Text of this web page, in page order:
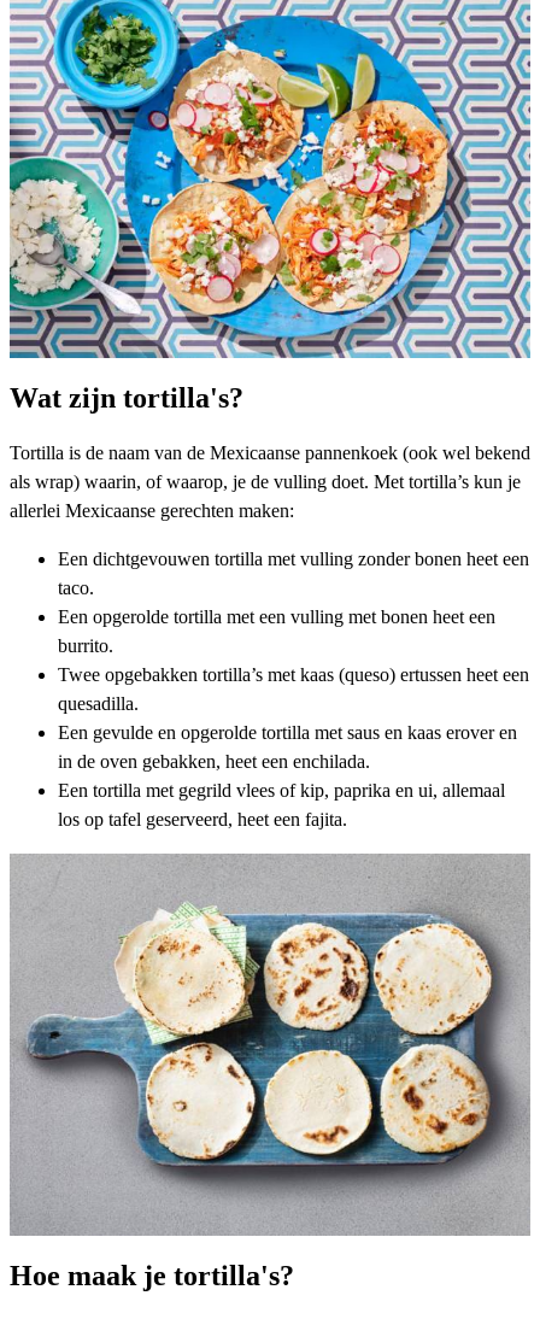
Wat zijn tortilla's?
Tortilla is de naam van de Mexicaanse pannenkoek (ook wel bekend
als wrap) waarin, of waarop, je de vulling doet. Met tortilla’s kun je
allerlei Mexicaanse gerechten maken:
Een dichtgevouwen tortilla met vulling zonder bonen heet een
taco.
Een opgerolde tortilla met een vulling met bonen heet een
burrito.
Twee opgebakken tortilla’s met kaas (queso) ertussen heet een
quesadilla.
Een gevulde en opgerolde tortilla met saus en kaas erover en
in de oven gebakken, heet een enchilada.
Een tortilla met gegrild vlees of kip, paprika en ui, allemaal
los op tafel geserveerd, heet een fajita.
Hoe maak je tortilla's?